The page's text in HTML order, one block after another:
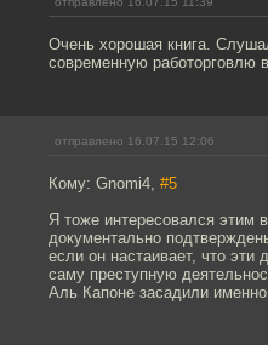
Очень хорошая книга.
современную работорговлю
отправлено 16.07.15 12:06
Кому: Gnomi4, #5
Я тоже интересовался этим
документально
если он настаивает, что эти
саму преступную
Аль Капоне засадили именно